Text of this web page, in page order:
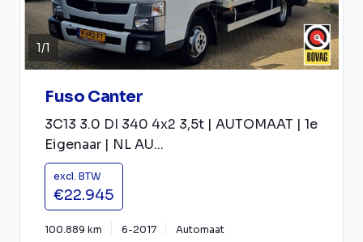
1/1
Fuso Canter
3C13 3.0 DI 340 4x2 3,5t | AUTOMAAT | 1e
Eigenaar | NL AU...
excl. BTW
€22.945
100.889 km 6-2017 Automaat